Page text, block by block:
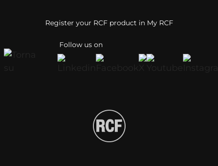
Follow us on
Register your RCF product in My RCF